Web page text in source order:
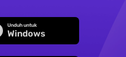
Unduh untuk
Windows